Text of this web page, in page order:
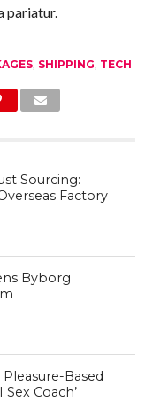
pariatur.
, SHIPPING, TECH
Sourcing:
Factory
Byborg
Based
Coach’